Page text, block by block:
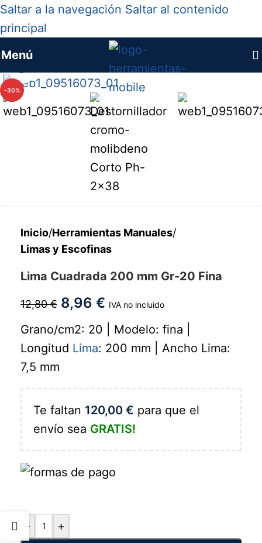
Saltar a la navegación Saltar al contenido
principal
Menú
-30%
Haga clic para ampliar
Inicio/Herramientas Manuales/
Limas y Escofinas
Lima Cuadrada 200 mm Gr-20 Fina
12,80€ 8,96 € IVA no incluido
Grano/cm2: 20 | Modelo: fina |
Longitud Lima: 200 mm | Ancho Lima:
7,5 mm
Te faltan 120,00 € para que el
envío sea GRATIS!
- +